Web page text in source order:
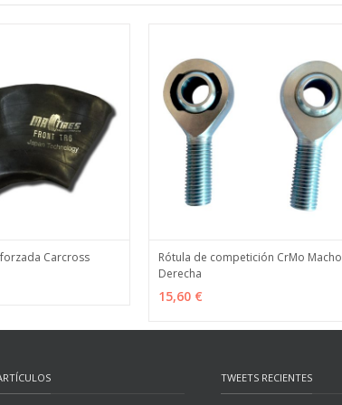
Carcross
VER OPCIONES
Rótula de competición CrMo Macho
Derecha
15,60 €
TWEETS RECIENTES